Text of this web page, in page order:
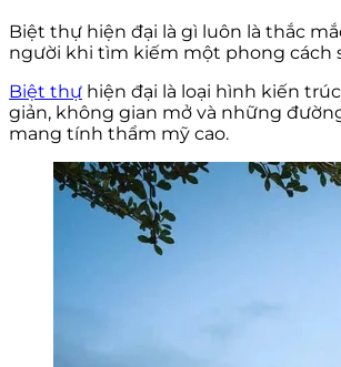
Biệt thự hiện đại là gì luôn là thắc
người khi tìm kiếm một phong cách
Biệt thự hiện đại là loại hình kiến
giản, không gian mở và những
mang tính thẩm mỹ cao.